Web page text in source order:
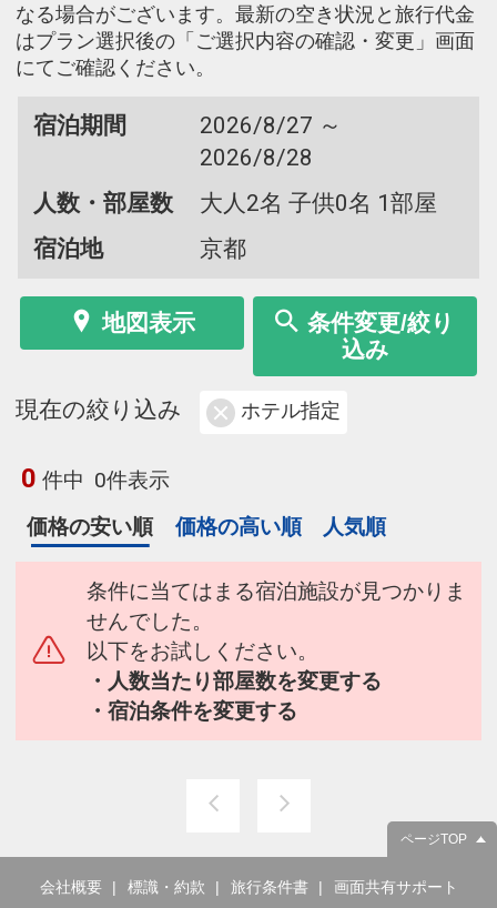
なる場合がございます。最新の空き状況と旅行代金
はプラン選択後の「ご選択内容の確認・変更」画面
にてご確認ください。
宿泊期間
2026/8/27 ～
2026/8/28
人数・部屋数
大人2名 子供0名 1部屋
宿泊地
京都
地図表示
条件変更/絞り
込み
現在の絞り込み ホテル指定
0 件中 0件表示
価格の安い順
価格の高い順 人気順
条件に当てはまる宿泊施設が見つかりま
せんでした。
以下をお試しください。
・人数当たり部屋数を変更する
・宿泊条件を変更する
ページTOP
会社概要 標識・約款 旅行条件書 画面共有サポート